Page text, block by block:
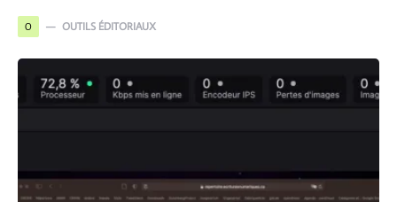
O OUTILS ÉDITORIAUX